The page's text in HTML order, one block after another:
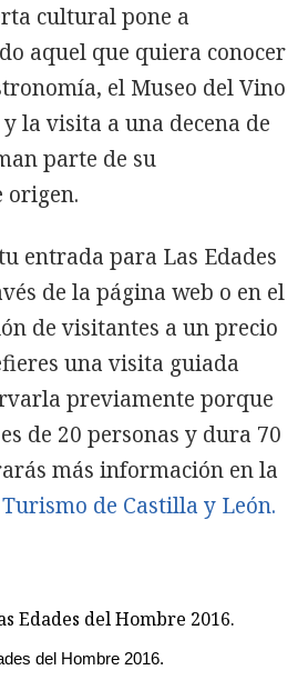
cultural pone a
aquel que quiera conocer
el Museo del Vino
y la visita a una decena de
parte de su
origen.
entrada para Las Edades
de la página web o en el
de visitantes a un precio
una visita guiada
previamente porque
de 20 personas y dura 70
más información en la
Turismo de Castilla y León.
del Hombre 2016.